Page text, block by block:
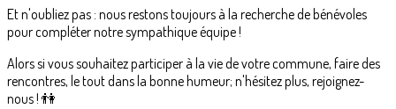
Et n'oubliez pas : nous restons toujours à la recherche de bénévoles
pour compléter notre sympathique équipe !
Alors si vous souhaitez participer à la vie de votre commune, faire des
rencontres, le tout dans la bonne humeur; n'hésitez plus, rejoignez-
nous ! 👫